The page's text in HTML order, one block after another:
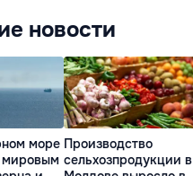
новости
море
мировым
Производство
сельхозпродукции в